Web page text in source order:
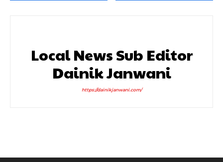
Local News Sub Editor
Dainik Janwani
https://dainikjanwani.com/